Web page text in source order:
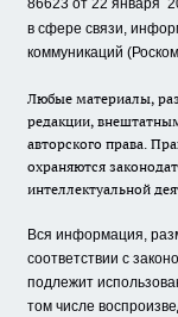
86623 от 22 января
в сфере связи,
коммуникаций
Любые материалы,
редакции,
авторского права.
охраняются
интеллектуальной
Вся информация,
соответствии с
подлежит
том числе